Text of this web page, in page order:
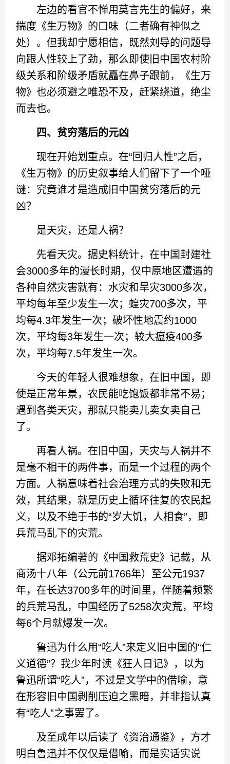
左边的看官不惮用莫言先生的偏好，来
揣度《生万物》的口味（二者确有神似之
处）。但我却宁愿相信，既然刘导的问题导
向跟人性较上了劲，那么即使旧中国农村阶
级关系和阶级矛盾就矗在鼻子跟前，《生万
物》也必须避之唯恐不及，赶紧绕道，绝尘
而去也。
四、贫穷落后的元凶
现在开始划重点。在“回归人性”之后，
《生万物》的历史叙事给人们留下了一个哑
谜：究竟谁才是造成旧中国贫穷落后的元
凶？
是天灾，还是人祸？
先看天灾。据史料统计，在中国封建社
会3000多年的漫长时期，仅中原地区遭遇的
各种自然灾害就有：水灾和旱灾3000多次，
平均每年至少发生一次；蝗灾700多次，平
均每4.3年发生一次；破坏性地震约1000
次，平均每3年发生一次；较大瘟疫400多
次，平均每7.5年发生一次。
今天的年轻人很难想象，在旧中国，即
使是正常年景，农民能吃饱饭都非常不易；
遇到各类天灾，那就只能卖儿卖女卖自己
了。
再看人祸。在旧中国，天灾与人祸并不
是毫不相干的两件事，而是一个过程的两个
方面。人祸意味着社会治理方式的失败和无
效，其结果，就是历史上循环往复的农民起
义，以及不绝于书的“岁大饥，人相食”，即
兵荒马乱下的灾荒。
据邓拓编著的《中国救荒史》记载，从
商汤十八年（公元前1766年）至公元1937
年，在长达3700多年的时间里，伴随着频繁
的兵荒马乱，中国经历了5258次灾荒，平均
每6个月就爆发一次。
鲁迅为什么用“吃人”来定义旧中国的“仁
义道德”？我少年时读《狂人日记》，以为
鲁迅所谓“吃人”，不过是文学中的借喻，意
在形容旧中国剥削压迫之黑暗，并非指认真
有“吃人”之事罢了。
及至成年以后读了《资治通鉴》，方才
明白鲁迅并不仅仅是借喻，而是实话实说